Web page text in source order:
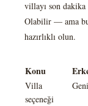
villayı son
Olabilir — ama
hazırlıklı olun.
Konu
Villa
seçeneği